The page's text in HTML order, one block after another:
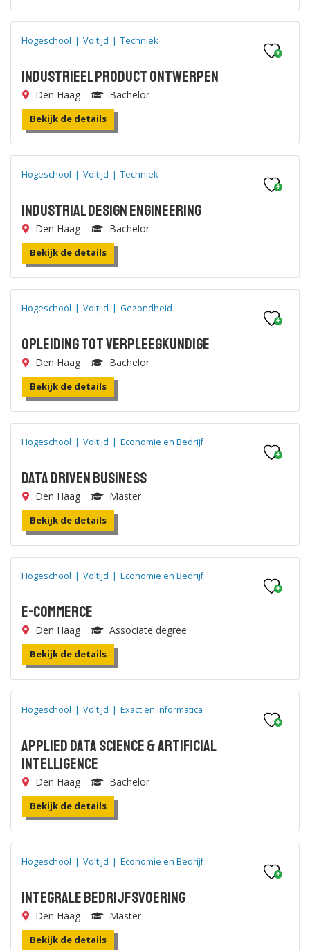
Hogeschool | Voltijd | Techniek
Industrieel Product Ontwerpen
Den Haag Bachelor
Bekijk de details
Hogeschool | Voltijd | Techniek
Industrial Design Engineering
Den Haag Bachelor
Bekijk de details
Hogeschool | Voltijd | Gezondheid
Opleiding tot Verpleegkundige
Den Haag Bachelor
Bekijk de details
Hogeschool | Voltijd | Economie en Bedrijf
Data Driven Business
Den Haag Master
Bekijk de details
Hogeschool | Voltijd | Economie en Bedrijf
E-commerce
Den Haag Associate degree
Bekijk de details
Hogeschool | Voltijd | Exact en Informatica
Applied Data Science & Artificial
Intelligence
Den Haag Bachelor
Bekijk de details
Hogeschool | Voltijd | Economie en Bedrijf
Integrale Bedrijfsvoering
Den Haag Master
Bekijk de details